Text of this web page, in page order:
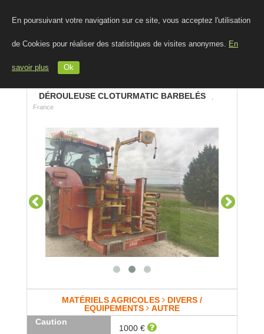
En poursuivant votre navigation sur ce site, vous acceptez l'utilisation
de Cookies pour réaliser des statistiques de visites anonymes. En
savoir plus Ok
DÉROULEUSE CLOTURMATIC BARBELÉS
France
MATÉRIELS AGRICOLES
DIVERS /
EQUIPEMENTS
AUTRE
Caution
1000 €